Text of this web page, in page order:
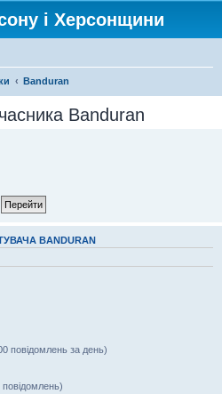
і Херсонщини
Banduran
Banduran
BANDURAN
повідомлень за день)
повідомлень)